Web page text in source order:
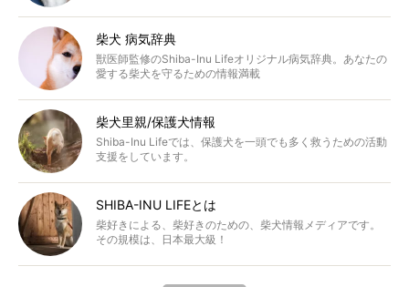
柴犬 病気辞典
獣医師監修のShiba-Inu Lifeオリジナル病気辞典。あなたの
愛する柴犬を守るための情報満載
柴犬里親/保護犬情報
Shiba-Inu Lifeでは、保護犬を一頭でも多く救うための活動
支援をしています。
SHIBA-INU LIFEとは
柴好きによる、柴好きのための、柴犬情報メディアです。
その規模は、日本最大級！